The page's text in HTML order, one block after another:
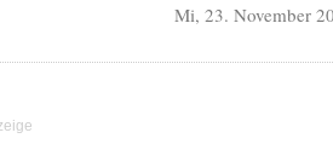
Mi, 23. November